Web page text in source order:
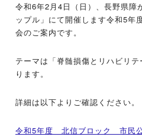
令和6年2月4日（日）、長野県障
ップル」にて開催します令和5年
会のご案内です。
テーマは「脊髄損傷とリハビリ
ります。
詳細は以下よりご確認ください。
令和5年度 北信ブロック 市民